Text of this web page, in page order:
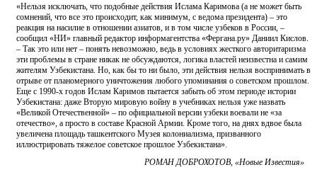
«Нельзя исключать, что подобные действия Ислама Каримова (а не может быть
сомнений, что все это происходит, как минимум, с ведома президента) – это
реакция на насилие в отношении азиатов, и в том числе узбеков в России, –
сообщил «НИ» главный редактор информагентства «Фергана.ру» Даниил Кислов.
– Так это или нет – понять невозможно, ведь в условиях жесткого авторитаризма
эти проблемы в стране никак не обсуждаются, логика властей неизвестна и самим
жителям Узбекистана. Но, как бы то ни было, эти действия нельзя воспринимать в
отрыве от планомерного уничтожения любого упоминания о советском прошлом.
Еще с 1990-х годов Ислам Каримов пытается забыть об этом периоде истории
Узбекистана: даже Вторую мировую войну в учебниках нельзя уже назвать
«Великой Отечественной» – по официальной версии узбеки воевали не «за
отечество», а просто в составе Красной Армии. Кроме того, на днях вдвое была
увеличена площадь ташкентского Музея колониализма, призванного
иллюстрировать тяжелое советское прошлое Узбекистана».
РОМАН ДОБРОХОТОВ, «Новые Известия»